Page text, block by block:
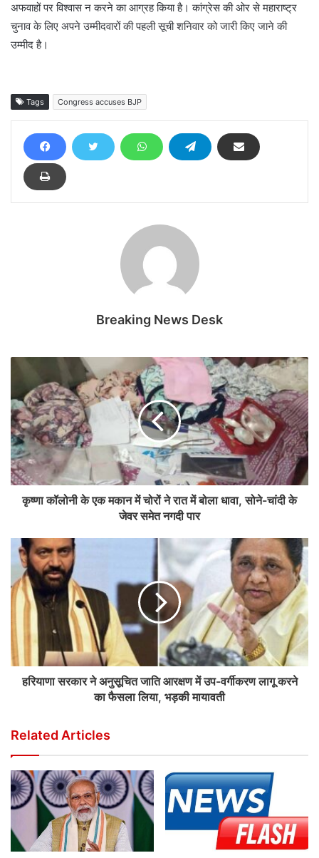
अफवाहों पर विश्वास न करने का आग्रह किया है। कांग्रेस की ओर से महाराष्ट्र
चुनाव के लिए अपने उम्मीदवारों की पहली सूची शनिवार को जारी किए जाने की
उम्मीद है।
Tags Congress accuses BJP
Breaking News Desk
कृष्णा कॉलोनी के एक मकान में चोरों ने रात में बोला धावा, सोने-चांदी के
जेवर समेत नगदी पार
हरियाणा सरकार ने अनुसूचित जाति आरक्षण में उप-वर्गीकरण लागू करने
का फैसला लिया, भड़की मायावती
Related Articles